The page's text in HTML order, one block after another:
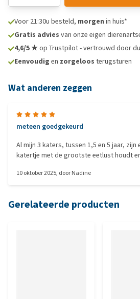
Voor 21:30u besteld, morgen in huis*
Gratis advies van onze eigen
4,6/5 ★op Trustpilot - vertrouwd door
Eenvoudig en zorgeloos terugsturen
Wat anderen zeggen
meteen goedgekeurd
Al mijn 3 katers, tussen 1,5 en 5 jaar,
katertje met de grootste eetlust houdt
voerbak niet tot aan de rand vullen, maar
10 oktober 2025, doorNadine
Gerelateerde producten